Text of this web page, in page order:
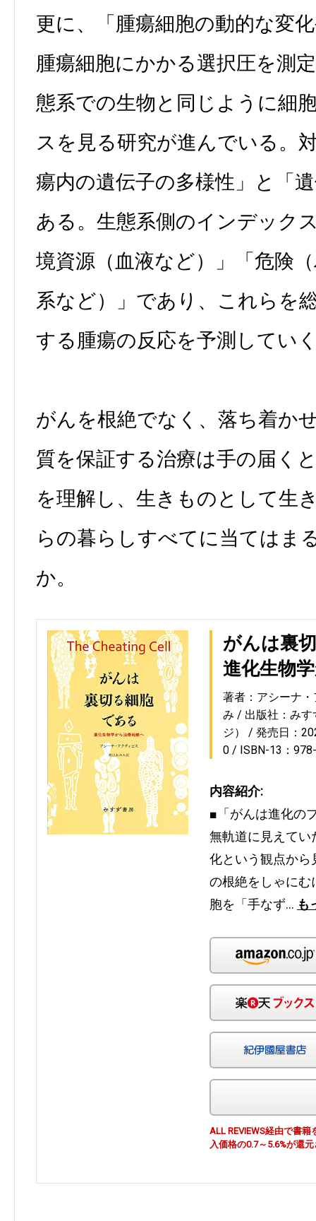
更に、「腫瘍細胞の動的な変
腫瘍細胞にかかる選択圧を測
態系での生物と同じように細
スを見る研究が進んでいる。
瘍内の遺伝子の多様性」と「
ある。生態系側のインデック
境資源（血液など）」「危険
系など）」であり、これらを
する腫瘍の反応を予測してい
がんを根絶でなく、落ち着か
質を保証する治療は手の届く
を理解し、生きものとして生
らの暮らしすべてに当てはま
か。
がんは裏
進化生物
著者：アシーナ
み
出版社：みす
ジ）
発売日：
0
ISBN-13：
内容紹介:
■「がんは進化の
無軌道に見えてい
化という観点から
の根絶をしゃにむ
胞を「手なず… も
ALL REVIEWS経由で書
入価格の0.7～5.6%が還